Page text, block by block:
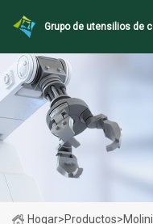
Grupo de utensilios de
Hogar>Productos>